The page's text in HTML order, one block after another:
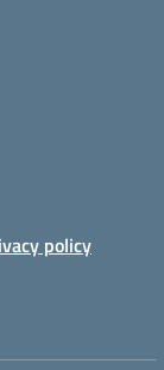
policy